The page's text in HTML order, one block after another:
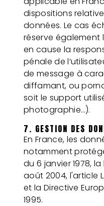
dispositions
données. Le cas
réserve également
en cause la
pénale de
de message à
diffamant, ou
soit le support
photographie…).
7. GESTION DES
En France, les
notamment
du 6 janvier 1978,
août 2004, l'article
et la Directive
1995.